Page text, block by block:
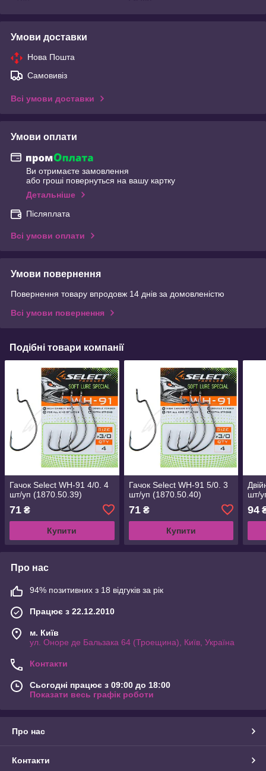
Умови доставки
Нова Пошта
Самовивіз
Всі умови доставки
Умови оплати
Ви отримаєте замовлення
або гроші повернуться на вашу картку
Детальніше
Післяплата
Всі умови оплати
Умови повернення
Повернення товару впродовж 14 днів за домовленістю
Всі умови повернення
Подібні товари компанії
Гачок Select WH-91 4/0. 4
шт/уп (1870.50.39)
71 ₴
Купити
Гачок Select WH-91 5/0. 3
шт/уп (1870.50.40)
71₴
Купити
шт/
94
Про нас
94% позитивних з 18 відгуків за рік
Працює з 22.12.2010
м. Київ
ул. Оноре де Бальзака 64 (Троещина), Київ, Україна
Контакти
Сьогодні працює з 09:00 до 18:00
Показати весь графік роботи
Про нас
Контакти